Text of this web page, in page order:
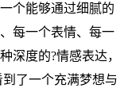
个能够通过细腻的
每一个表情、每一
深度的?情感表达，
了一个充满梦想与